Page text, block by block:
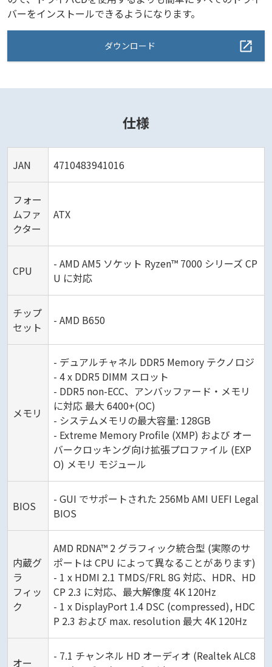
バーをインストールできるようになります。
ダウンロード
仕様
JAN 4710483941016
フォー
ムファ
クター
ATX
CPU
- AMD AM5 ソケット Ryzen™ 7000 シリーズ CP
U に対応
チップ
セット
- AMD B650
メモリ
- デュアルチャネル DDR5 Memory テクノロジ
- 4 x DDR5 DIMM スロット
- DDR5 non-ECC、アンバッファード・メモリ
に対応 最大 6400+(OC)
- システムメモリの最大容量: 128GB
- Extreme Memory Profile (XMP) および オー
バークロッキング向け拡張プロファイル (EXP
O) メモリ モジュール
BIOS
- GUI でサポートされた 256Mb AMI UEFI Legal
BIOS
内蔵グ
ラ
フィッ
ク
AMD RDNA™ 2 グラフィック統合型 (実際のサ
ポートは CPU によって異なることがあります)
- 1 x HDMI 2.1 TMDS/FRL 8G 対応、HDR、HD
CP 2.3 に対応、最大解像度 4K 120Hz
- 1 x DisplayPort 1.4 DSC (compressed), HDC
P 2.3 および max. resolution 最大 4K 120Hz
オー
- 7.1 チャンネル HD オーディオ (Realtek ALC8